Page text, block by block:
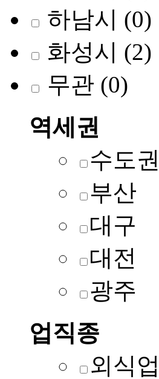
하남시 (0)
화성시 (2)
무관 (0)
역세권
수도
부산
대구
대전
광주
업직종
외식업